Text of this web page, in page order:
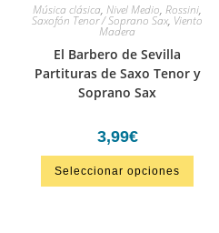
Música clásica, Nivel Medio, Rossini,
Saxofón Tenor / Soprano Sax, Viento
Madera
El Barbero de Sevilla
Partituras de Saxo Tenor y
Soprano Sax
3,99€
Seleccionar opciones